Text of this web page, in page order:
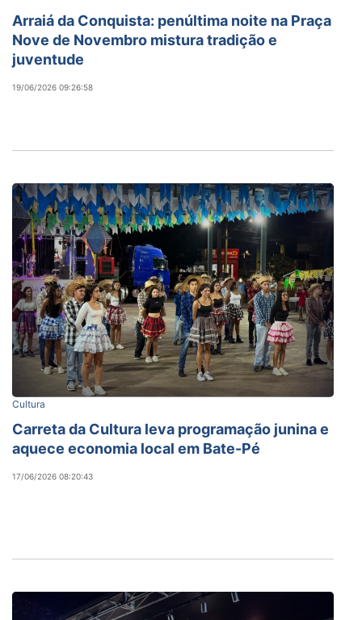
Arraiá da Conquista: penúltima noite na Praça
Nove de Novembro mistura tradição e
juventude
19/06/2026 09:26:58
Cultura
Carreta da Cultura leva programação junina e
aquece economia local em Bate-Pé
17/06/2026 08:20:43